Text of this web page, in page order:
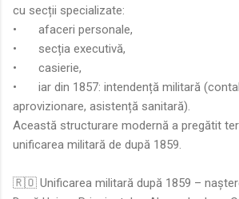
cu secții specializate:
•
afaceri personale,
•
secția executivă,
•
casierie,
•
iar din 1857: intendență militară
aprovizionare, asistență sanitară).
Această structurare modernă a pregătit
unificarea militară de după 1859.
🇷🇴 Unificarea militară după 1859 –